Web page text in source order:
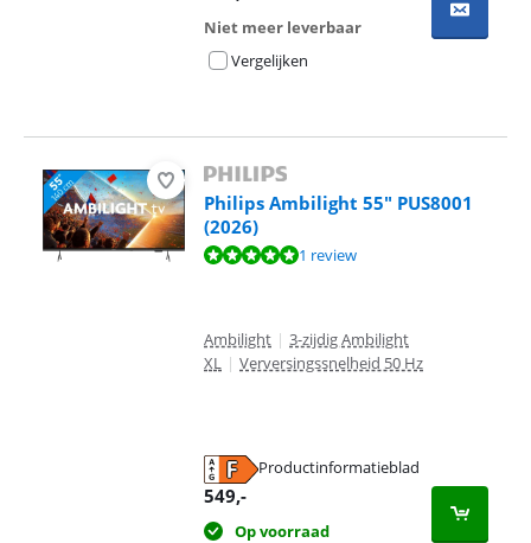
Niet meer leverbaar
Vergelijken
Philips Ambilight 55" PUS8001
(2026)
Beoordeling is 10 van de 10, gebaseerd op 1 review.
1 review
Ambilight | 3-zijdig Ambilight
XL | Verversingssnelheid 50 Hz
Productinformatieblad
549,-
Op voorraad